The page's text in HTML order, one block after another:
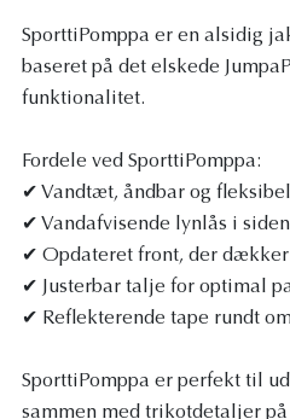
SporttiPomppa er en alsidig
baseret på det elskede
funktionalitet.
Fordele ved SporttiPomppa:
✔ Vandtæt, åndbar og
✔ Vandafvisende lynlås i
✔ Opdateret front, der
✔ Justerbar talje for optimal
✔ Reflekterende tape rundt
SporttiPomppa er perfekt til
sammen med trikotdetaljer